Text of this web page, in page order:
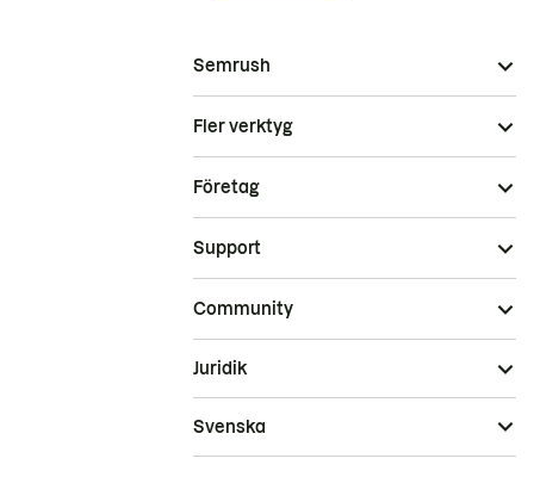
Semrush
Fler verktyg
Företag
Support
Community
Juridik
Svenska